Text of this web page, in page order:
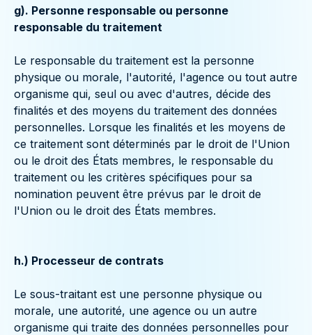
g). Personne responsable ou personne
responsable du traitement
Le responsable du traitement est la personne
physique ou morale, l'autorité, l'agence ou tout autre
organisme qui, seul ou avec d'autres, décide des
finalités et des moyens du traitement des données
personnelles. Lorsque les finalités et les moyens de
ce traitement sont déterminés par le droit de l'Union
ou le droit des États membres, le responsable du
traitement ou les critères spécifiques pour sa
nomination peuvent être prévus par le droit de
l'Union ou le droit des États membres.
h.) Processeur de contrats
Le sous-traitant est une personne physique ou
morale, une autorité, une agence ou un autre
organisme qui traite des données personnelles pour